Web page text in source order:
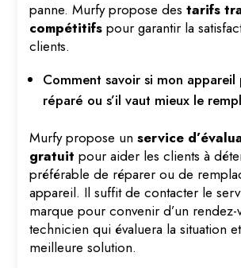
panne. Murfy propose des tarifs
compétitifs pour garantir la
clients.
Comment savoir si mon
réparé ou s’il vaut mieux le
Murfy propose unservice
gratuit pour aider les clients à
préférable de réparer ou de
appareil. Il suffit de contacter le
marque pour convenir d’un rendez-
technicien qui évaluera la situation
meilleure solution.